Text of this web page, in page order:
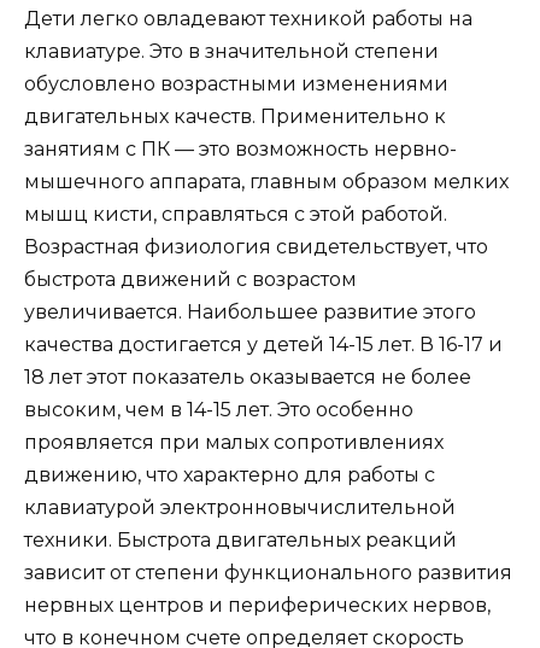
Дети легко овладевают техникой работы на
клавиатуре. Это в значительной степени
обусловлено возрастными изменениями
двигательных качеств. Применительно к
занятиям с ПК — это возможность нервно-
мышечного аппарата, главным образом мелких
мышц кисти, справляться с этой работой.
Возрастная физиология свидетельствует, что
быстрота движений с возрастом
увеличивается. Наибольшее развитие этого
качества достигается у детей 14-15 лет. В 16-17 и
18 лет этот показатель оказывается не более
высоким, чем в 14-15 лет. Это особенно
проявляется при малых сопротивлениях
движению, что характерно для работы с
клавиатурой электронновычислительной
техники. Быстрота двигательных реакций
зависит от степени функционального развития
нервных центров и периферических нервов,
что в конечном счете определяет скорость